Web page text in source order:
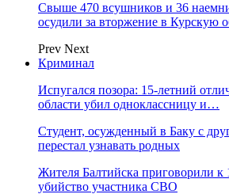
Свыше 470 всушников и 36
осудили за вторжение в Курскую
Prev Next
Криминал
Испугался позора: 15-летний
области убил одноклассницу и…
Студент, осужденный в Баку с
перестал узнавать родных
Жителя Балтийска приговорили к
убийство участника СВО